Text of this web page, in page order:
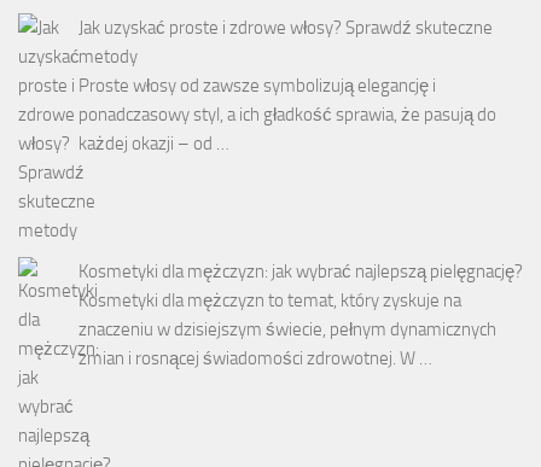
Jak uzyskać proste i zdrowe włosy? Sprawdź skuteczne
metody
Proste włosy od zawsze symbolizują elegancję i
ponadczasowy styl, a ich gładkość sprawia, że pasują do
każdej okazji – od …
Kosmetyki dla mężczyzn: jak wybrać najlepszą pielęgnację?
Kosmetyki dla mężczyzn to temat, który zyskuje na
znaczeniu w dzisiejszym świecie, pełnym dynamicznych
zmian i rosnącej świadomości zdrowotnej. W …